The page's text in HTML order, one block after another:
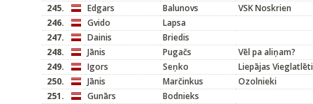
245.
Edgars Balunovs
VSK Noskrien
246.
Gvido
Lapsa
247.
Dainis
Briedis
248.
Jānis Pugačs
Vēl pa aliņam?
249.
Igors Seņko
Liepājas
250.
Jānis Marčinkus
Ozolnieki
251.
Gunārs
Bodnieks